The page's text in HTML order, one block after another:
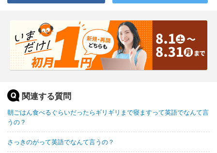
関連する質問
朝ごはん食べるぐらいだったらギリギリまで寝ますって英語でなんて言
うの？
さっきのがって英語でなんて言うの？